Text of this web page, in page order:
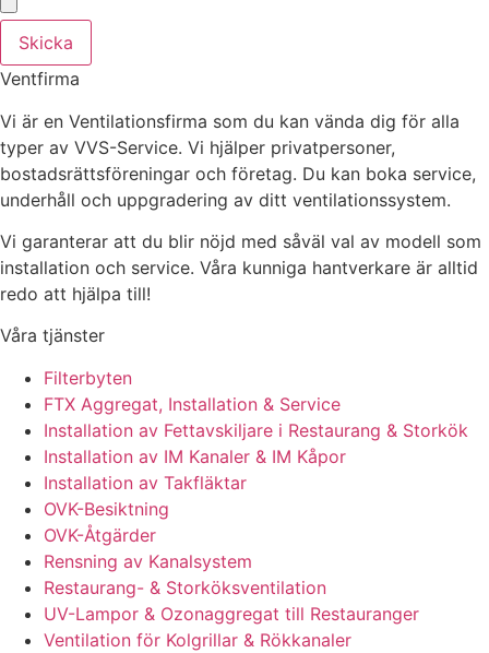
Skicka
Ventfirma
Vi är en Ventilationsfirma som du kan vända dig för alla
typer av VVS-Service. Vi hjälper privatpersoner,
bostadsrättsföreningar och företag. Du kan boka service,
underhåll och uppgradering av ditt ventilationssystem.
Vi garanterar att du blir nöjd med såväl val av modell som
installation och service. Våra kunniga hantverkare är alltid
redo att hjälpa till!
Våra tjänster
Filterbyten
FTX Aggregat, Installation & Service
Installation av Fettavskiljare i Restaurang & Storkök
Installation av IM Kanaler & IM Kåpor
Installation av Takfläktar
OVK-Besiktning
OVK-Åtgärder
Rensning av Kanalsystem
Restaurang- & Storköksventilation
UV-Lampor & Ozonaggregat till Restauranger
Ventilation för Kolgrillar & Rökkanaler